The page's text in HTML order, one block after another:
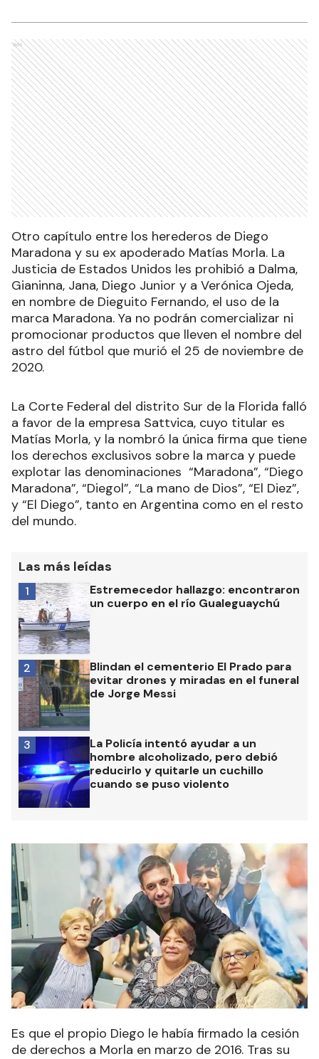
Ads
Otro capítulo entre los herederos de Diego
Maradona y su ex apoderado Matías Morla. La
Justicia de Estados Unidos les prohibió a Dalma,
Gianinna, Jana, Diego Junior y a Verónica Ojeda,
en nombre de Dieguito Fernando, el uso de la
marca Maradona. Ya no podrán comercializar ni
promocionar productos que lleven el nombre del
astro del fútbol que murió el 25 de noviembre de
2020.
La Corte Federal del distrito Sur de la Florida falló
a favor de la empresa Sattvica, cuyo titular es
Matías Morla, y la nombró la única firma que tiene
los derechos exclusivos sobre la marca y puede
explotar las denominaciones “Maradona”, “Diego
Maradona”, “Diegol”, “La mano de Dios”, “El Diez”,
y “El Diego”, tanto en Argentina como en el resto
del mundo.
Las más leídas
Estremecedor hallazgo: encontraron
un cuerpo en el río Gualeguaychú
1
Blindan el cementerio El Prado para
evitar drones y miradas en el funeral
de Jorge Messi
2
La Policía intentó ayudar a un
hombre alcoholizado, pero debió
reducirlo y quitarle un cuchillo
cuando se puso violento
3
Es que el propio Diego le había firmado la cesión
de derechos a Morla en marzo de 2016. Tras su